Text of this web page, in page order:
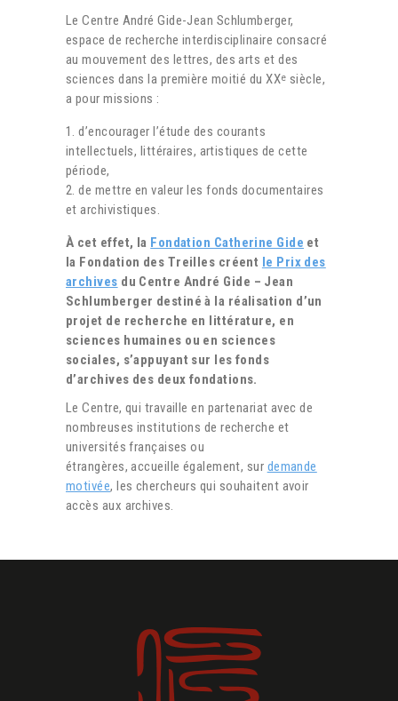
Le Centre André Gide-Jean Schlumberger,
espace de recherche interdisciplinaire consacré
au mouvement des lettres, des arts et des
sciences dans la première moitié du XXe siècle,
a pour missions :
d’encourager l’étude des courants
intellectuels, littéraires, artistiques de cette
période,
de mettre en valeur les fonds documentaires
et archivistiques.
À cet effet, la Fondation Catherine Gide et
la Fondation des Treilles créent le Prix des
archives du Centre André Gide – Jean
Schlumberger destiné à la réalisation d’un
projet de recherche en littérature, en
sciences humaines ou en sciences
sociales, s’appuyant sur les fonds
d’archives des deux fondations.
Le Centre, qui travaille en partenariat avec de
nombreuses institutions de recherche et
universités françaises ou
étrangères, accueille également, sur demande
motivée, les chercheurs qui souhaitent avoir
accès aux archives.